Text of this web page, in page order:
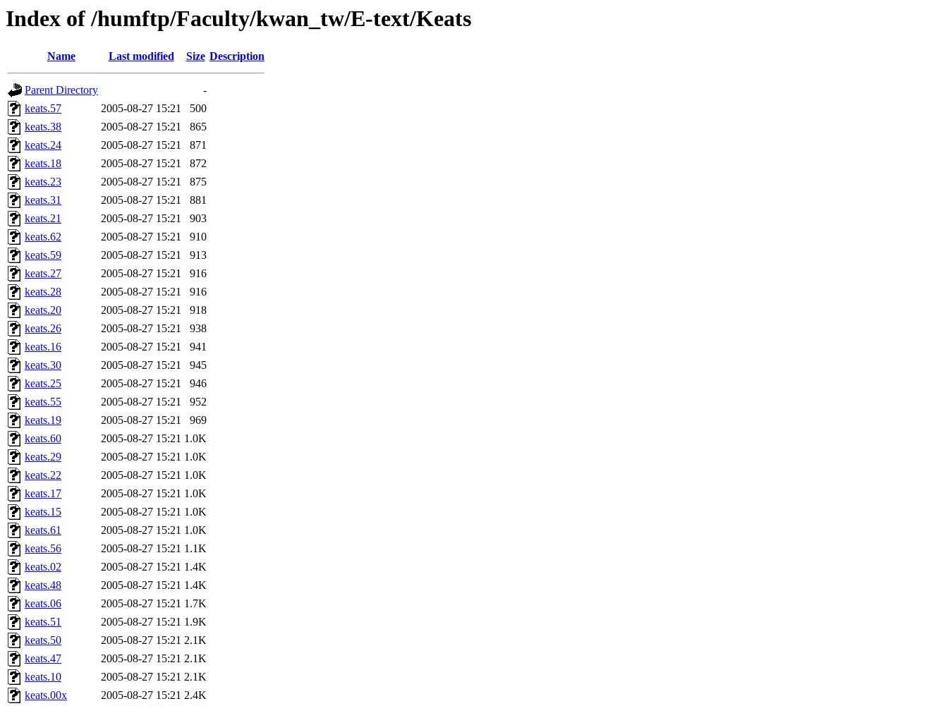
Index of /humftp/Faculty/kwan_tw/E-text/Keats
Name Last modified Size Description
Parent Directory
-
keats.57
2005-08-27 15:21
500
keats.38
2005-08-27 15:21
865
keats.24
2005-08-27 15:21
871
keats.18
2005-08-27 15:21
872
keats.23
2005-08-27 15:21
875
keats.31
2005-08-27 15:21
881
keats.21
2005-08-27 15:21
903
keats.62
2005-08-27 15:21
910
keats.59
2005-08-27 15:21
913
keats.27
2005-08-27 15:21
916
keats.28
2005-08-27 15:21
916
keats.20
2005-08-27 15:21
918
keats.26
2005-08-27 15:21
938
keats.16
2005-08-27 15:21
941
keats.30
2005-08-27 15:21
945
keats.25
2005-08-27 15:21
946
keats.55
2005-08-27 15:21
952
keats.19
2005-08-27 15:21
969
keats.60
2005-08-27 15:21 1.0K
keats.29
2005-08-27 15:21 1.0K
keats.22
2005-08-27 15:21 1.0K
keats.17
2005-08-27 15:21 1.0K
keats.15
2005-08-27 15:21 1.0K
keats.61
2005-08-27 15:21 1.0K
keats.56
2005-08-27 15:21 1.1K
keats.02
2005-08-27 15:21 1.4K
keats.48
2005-08-27 15:21 1.4K
keats.06
2005-08-27 15:21 1.7K
keats.51
2005-08-27 15:21 1.9K
keats.50
2005-08-27 15:21 2.1K
keats.47
2005-08-27 15:21 2.1K
keats.10
2005-08-27 15:21 2.1K
keats.00x
2005-08-27 15:21 2.4K